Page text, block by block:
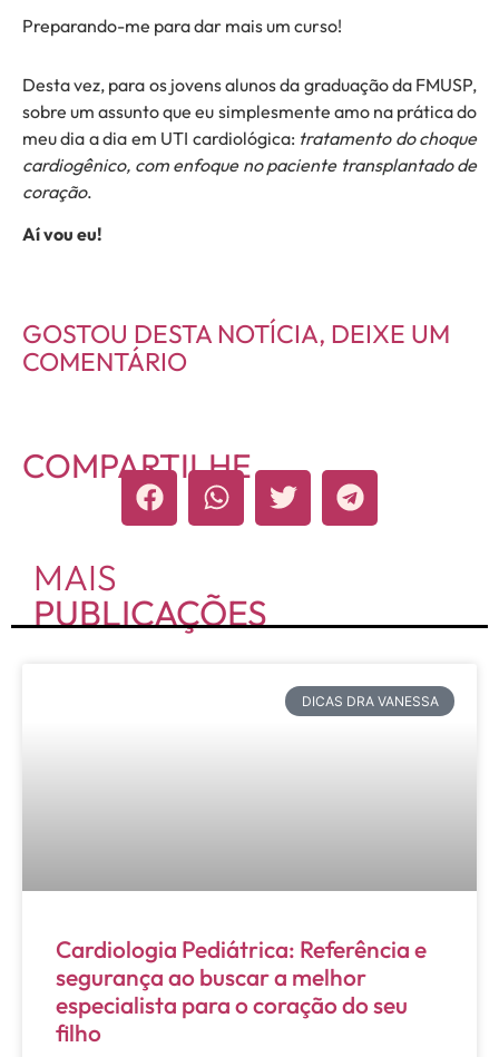
Preparando-me para dar mais um curso!
Desta vez, para os jovens alunos da graduação da FMUSP,
sobre um assunto que eu simplesmente amo na prática do
meu dia a dia em UTI cardiológica: tratamento do choque
cardiogênico, com enfoque no paciente transplantado de
coração.
Aí vou eu!
GOSTOU DESTA NOTÍCIA, DEIXE UM
COMENTÁRIO
COMPARTILHE
MAIS
PUBLICAÇÕES
DICAS DRA VANESSA
Cardiologia Pediátrica: Referência e
segurança ao buscar a melhor
especialista para o coração do seu
filho